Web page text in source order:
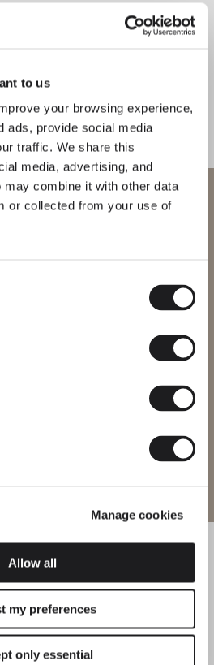
to us
your browsing experience,
ads, provide social media
traffic. We share this
media, advertising, and
combine it with other data
or collected from your use of
Manage cookies
Allow all
my preferences
only essential
bei Vibia
auf unser
Website für Ihre Region, um
verfügbaren Produkte den lokalen
nicht in jeder Region verfügbar